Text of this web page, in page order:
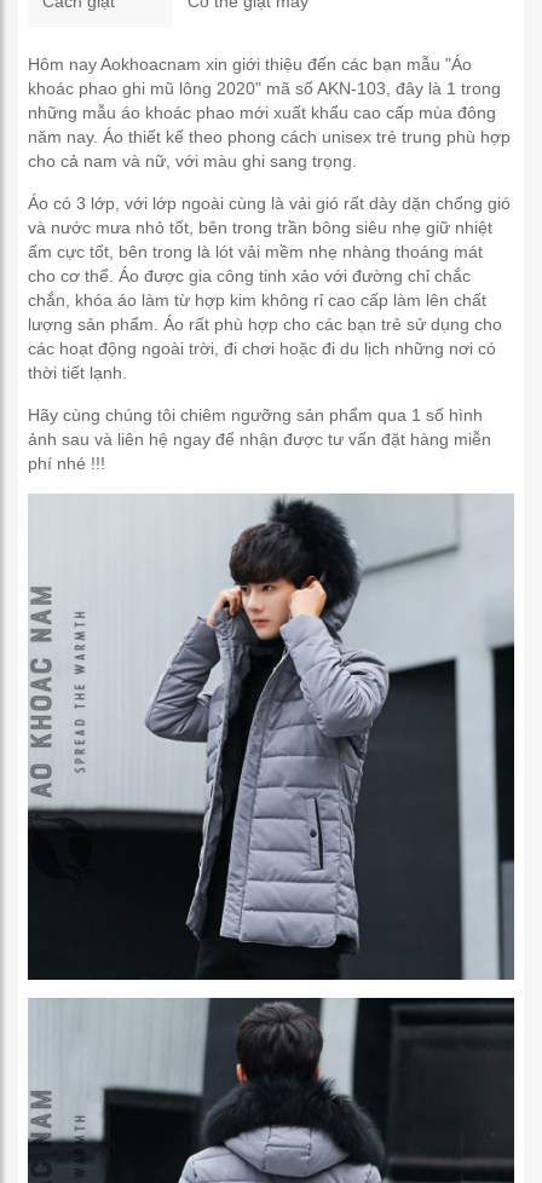
Hôm nay Aokhoacnam xin giới thiệu đến các bạn mẫu "Áo
khoác phao ghi mũ lông 2020" mã số AKN-103, đây là 1 trong
những mẫu áo khoác phao mới xuất khẩu cao cấp mùa đông
năm nay. Áo thiết kế theo phong cách unisex trẻ trung phù hợp
cho cả nam và nữ, với màu ghi sang trọng.
Áo có 3 lớp, với lớp ngoài cùng là vải gió rất dày dặn chống gió
và nước mưa nhỏ tốt, bên trong trần bông siêu nhẹ giữ nhiệt
ấm cực tốt, bên trong là lót vải mềm nhẹ nhàng thoáng mát
cho cơ thể. Áo được gia công tinh xảo với đường chỉ chắc
chắn, khóa áo làm từ hợp kim không rỉ cao cấp làm lên chất
lượng sản phẩm. Áo rất phù hợp cho các bạn trẻ sử dụng cho
các hoạt động ngoài trời, đi chơi hoặc đi du lịch những nơi có
thời tiết lạnh.
Hãy cùng chúng tôi chiêm ngưỡng sản phẩm qua 1 số hình
ảnh sau và liên hệ ngay để nhận được tư vấn đặt hàng miễn
phí nhé !!!